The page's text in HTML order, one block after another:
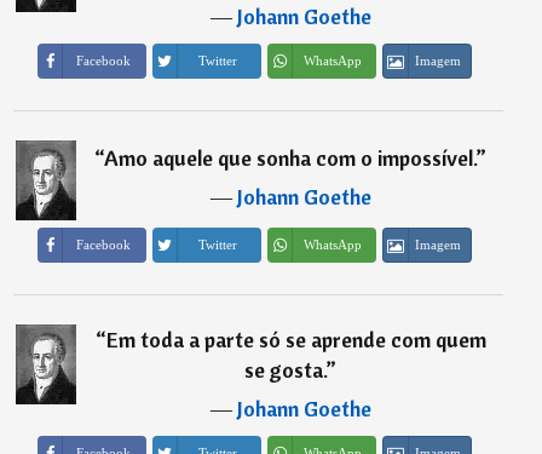
―Johann Goethe
Facebook Twitter WhatsApp Imagem
“Amo aquele que sonha com o impossível.”
―Johann Goethe
Facebook Twitter WhatsApp Imagem
“Em toda a parte só se aprende com quem
se gosta.”
―Johann Goethe